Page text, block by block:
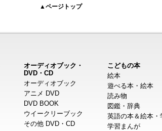
▲ページトップ
オーディオブック・
DVD・CD
オーディオブック
アニメ DVD
DVD BOOK
ウイークリーブック
その他 DVD・CD
こどもの本
絵本
遊べる本・絵本
読み物
図鑑・辞典
英語の本＆絵本・
学習まんが